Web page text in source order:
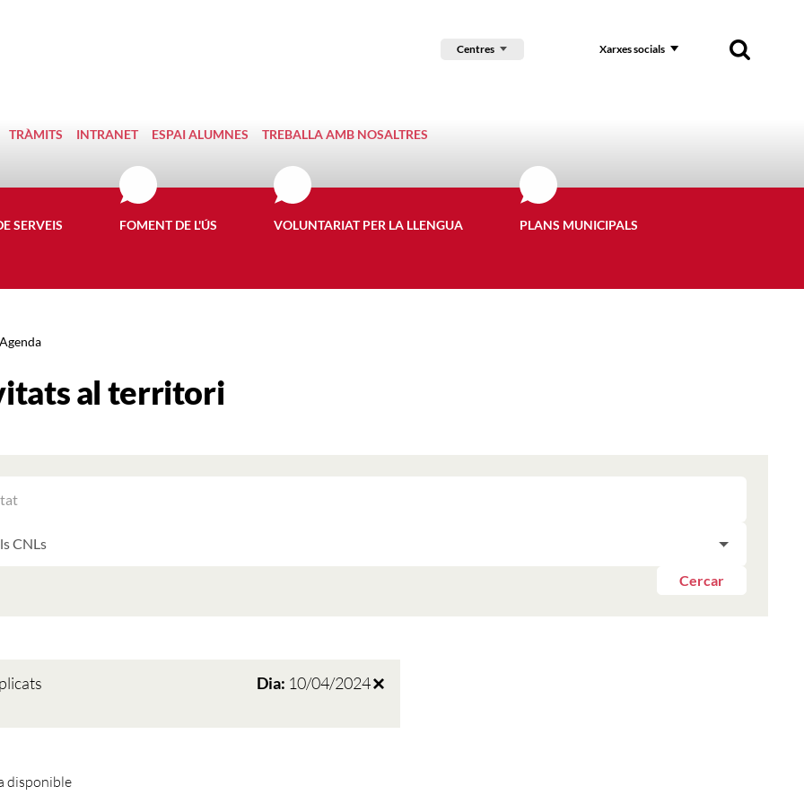
Centres Xarxes socials
TRÀMITS INTRANET ESPAI ALUMNES TREBALLA AMB NOSALTRES
SERVEIS FOMENT DE L'ÚS VOLUNTARIAT PER LA LLENGUA PLANS MUNICIPALS
Agenda
al territori
Cercar
Dia: 10/04/2024
disponible